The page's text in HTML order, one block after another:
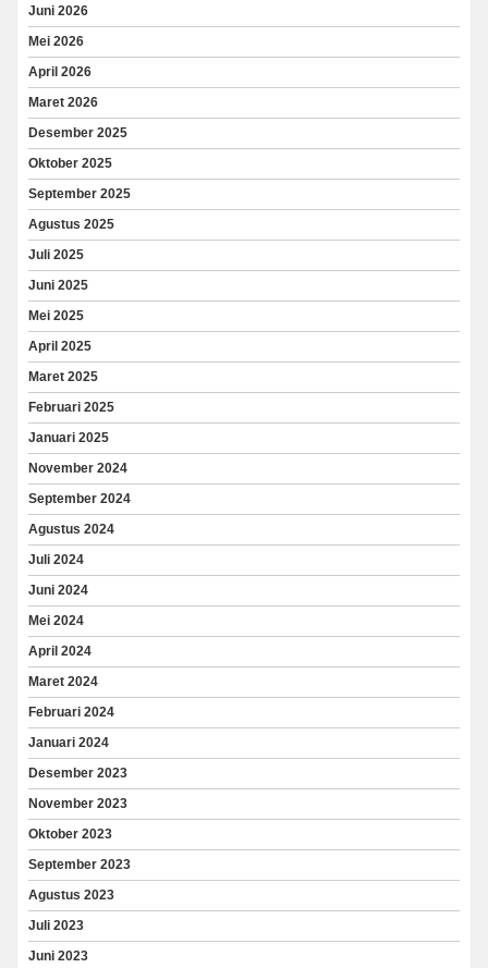
Juni 2026
Mei 2026
April 2026
Maret 2026
Desember 2025
Oktober 2025
September 2025
Agustus 2025
Juli 2025
Juni 2025
Mei 2025
April 2025
Maret 2025
Februari 2025
Januari 2025
November 2024
September 2024
Agustus 2024
Juli 2024
Juni 2024
Mei 2024
April 2024
Maret 2024
Februari 2024
Januari 2024
Desember 2023
November 2023
Oktober 2023
September 2023
Agustus 2023
Juli 2023
Juni 2023